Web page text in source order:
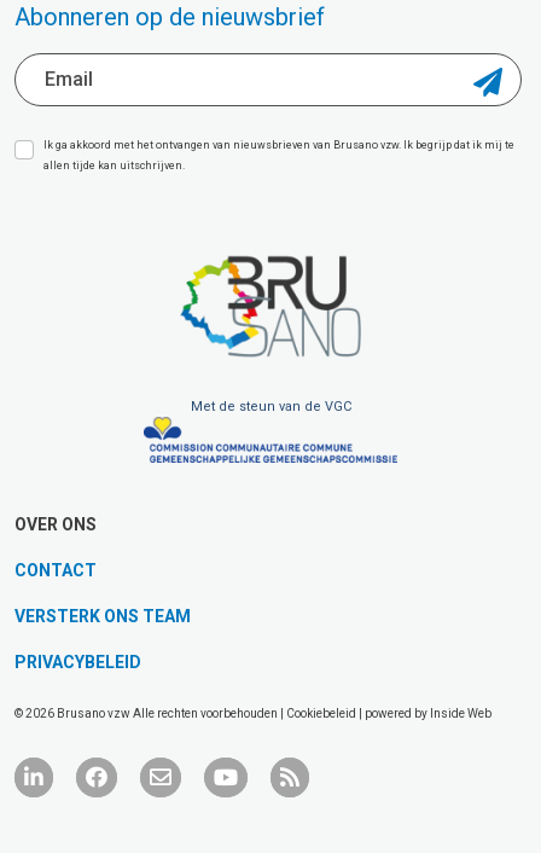
Abonneren op de nieuwsbrief
Ik ga akkoord met het ontvangen van nieuwsbrieven van Brusano vzw. Ik begrijp dat ik mij te
allen tijde kan uitschrijven.
Met de steun van de VGC
OVER ONS
CONTACT
VERSTERK ONS TEAM
PRIVACYBELEID
© 2026 Brusano vzw Alle rechten voorbehouden | Cookiebeleid | powered by Inside Web